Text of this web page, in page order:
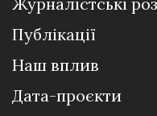
Публікації
Наш вплив
Дата-проєкти